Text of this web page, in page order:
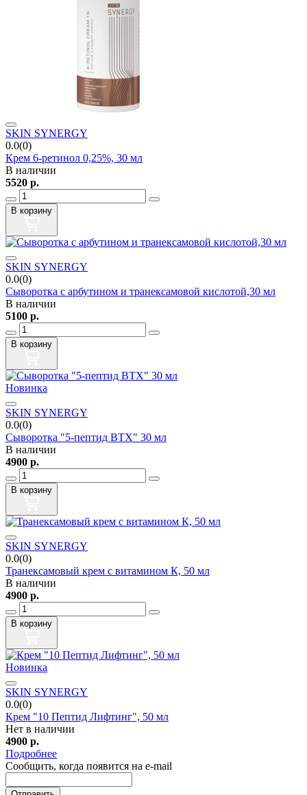
SKIN SYNERGY
0.0(0)
Крем 6-ретинол 0,25%, 30 мл
В наличии
5520 р.
В корзину
SKIN SYNERGY
0.0(0)
Сыворотка c арбутином и транексамовой кислотой,30 мл
В наличии
5100 р.
В корзину
Новинка
SKIN SYNERGY
0.0(0)
Сыворотка "5-пептид BTX" 30 мл
В наличии
4900 р.
В корзину
SKIN SYNERGY
0.0(0)
Транексамовый крем c витамином К, 50 мл
В наличии
4900 р.
В корзину
Новинка
SKIN SYNERGY
0.0(0)
Крем "10 Пептид Лифтинг", 50 мл
Нет в наличии
4900 р.
Подробнее
Сообщить, когда появится на e-mail